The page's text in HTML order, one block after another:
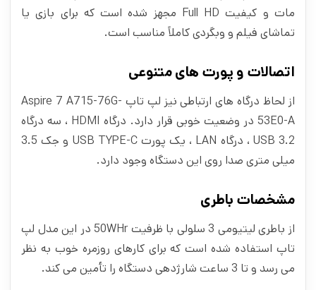
مات و کیفیت Full HD مجهز شده است که برای بازی یا
تماشای فیلم و وبگردی کاملاً مناسب است.
اتصالات و پورت‌ های متنوعی
از لحاظ درگاه‌ های ارتباطی نیز لپ تاپ Aspire 7 A715-76G-
53E0-A در وضعیت خوبی قرار دارد. درگاه HDMI ، سه درگاه
USB 3.2 ، درگاه LAN ، یک پورت USB TYPE-C و جک 3.5
میلی متری صدا روی این دستگاه وجود دارد.
مشخصات باطری
از باطری لیتیومی 3 سلولی با ظرفیت 50WHr در این مدل لپ
تاپ استفاده شده است که برای کارهای روزمره خوب به نظر
می‌ رسد و تا 3 ساعت شارژدهی دستگاه را تأمین می‌ کند.